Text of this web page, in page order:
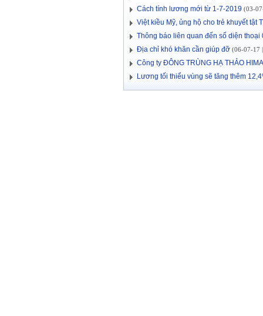
Cách tính lương mới từ 1-7-2019 (03-
Việt kiều Mỹ, ủng hộ cho trẻ khuyết tật
Thông báo liên quan đến số diện thoại
Địa chỉ khó khăn cần giúp đỡ (06-07-17
Công ty ĐÔNG TRÙNG HẠ THẢO
Lương tối thiểu vùng sẽ tăng thêm